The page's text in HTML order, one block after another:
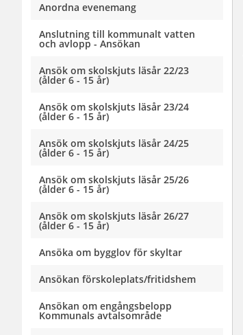
Anordna evenemang
Anslutning till kommunalt vatten
och avlopp - Ansökan
Ansök om skolskjuts läsår 22/23
(ålder 6 - 15 år)
Ansök om skolskjuts läsår 23/24
(ålder 6 - 15 år)
Ansök om skolskjuts läsår 24/25
(ålder 6 - 15 år)
Ansök om skolskjuts läsår 25/26
(ålder 6 - 15 år)
Ansök om skolskjuts läsår 26/27
(ålder 6 - 15 år)
Ansöka om bygglov för skyltar
Ansökan förskoleplats/fritidshem
Ansökan om engångsbelopp
Kommunals avtalsområde